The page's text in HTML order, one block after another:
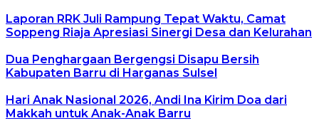
Laporan RRK Juli Rampung Tepat Waktu, Camat
Soppeng Riaja Apresiasi Sinergi Desa dan Kelurahan
Dua Penghargaan Bergengsi Disapu Bersih
Kabupaten Barru di Harganas Sulsel
Hari Anak Nasional 2026, Andi Ina Kirim Doa dari
Makkah untuk Anak-Anak Barru